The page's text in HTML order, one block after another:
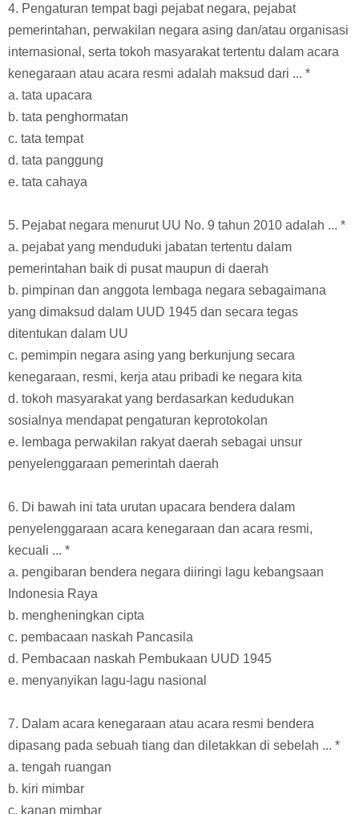
4. Pengaturan tempat bagi pejabat negara, pejabat
pemerintahan, perwakilan negara asing dan/atau organisasi
internasional, serta tokoh masyarakat tertentu dalam acara
kenegaraan atau acara resmi adalah maksud dari ... *
a. tata upacara
b. tata penghormatan
c. tata tempat
d. tata panggung
e. tata cahaya
5. Pejabat negara menurut UU No. 9 tahun 2010 adalah ... *
a. pejabat yang menduduki jabatan tertentu dalam
pemerintahan baik di pusat maupun di daerah
b. pimpinan dan anggota lembaga negara sebagaimana
yang dimaksud dalam UUD 1945 dan secara tegas
ditentukan dalam UU
c. pemimpin negara asing yang berkunjung secara
kenegaraan, resmi, kerja atau pribadi ke negara kita
d. tokoh masyarakat yang berdasarkan kedudukan
sosialnya mendapat pengaturan keprotokolan
e. lembaga perwakilan rakyat daerah sebagai unsur
penyelenggaraan pemerintah daerah
6. Di bawah ini tata urutan upacara bendera dalam
penyelenggaraan acara kenegaraan dan acara resmi,
kecuali ... *
a. pengibaran bendera negara diiringi lagu kebangsaan
Indonesia Raya
b. mengheningkan cipta
c. pembacaan naskah Pancasila
d. Pembacaan naskah Pembukaan UUD 1945
e. menyanyikan lagu-lagu nasional
7. Dalam acara kenegaraan atau acara resmi bendera
dipasang pada sebuah tiang dan diletakkan di sebelah ... *
a. tengah ruangan
b. kiri mimbar
c. kanan mimbar